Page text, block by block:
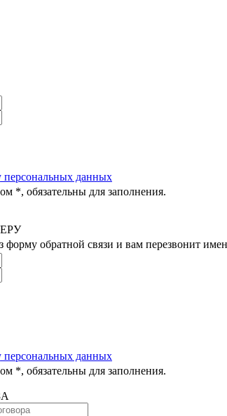
персональных данных
*, обязательны для заполнения.
форму обратной связи и вам перезвонит
персональных данных
*, обязательны для заполнения.